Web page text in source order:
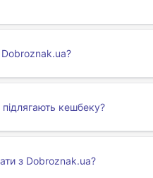
кешбеку?
з Dobroznak.ua?